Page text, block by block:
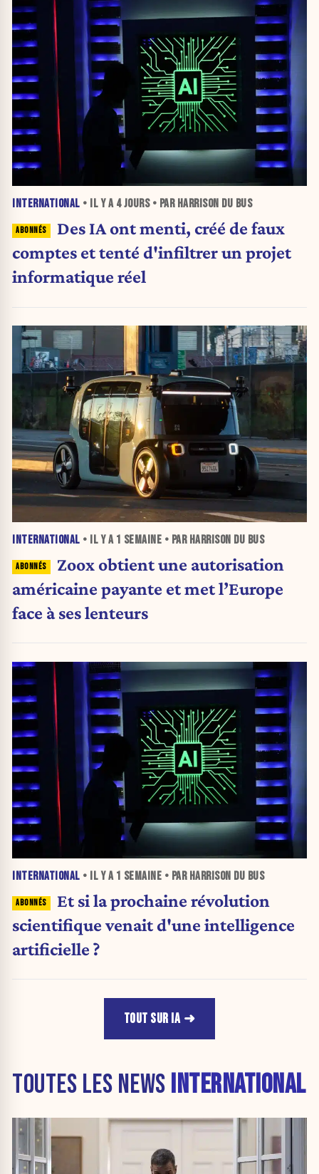
INTERNATIONAL • IL Y A 4 JOURS• PAR HARRISON DU BUS
Des IA ont menti, créé de faux
comptes et tenté d'infiltrer un projet
informatique réel
INTERNATIONAL • IL Y A 1 SEMAINE • PAR HARRISON DU BUS
Zoox obtient une autorisation
américaine payante et met l’Europe
face à ses lenteurs
INTERNATIONAL • IL Y A 1 SEMAINE • PAR HARRISON DU BUS
Et si la prochaine révolution
scientifique venait d'une intelligence
artificielle ?
TOUT SUR IA
TOUTES LES NEWS INTERNATIONAL